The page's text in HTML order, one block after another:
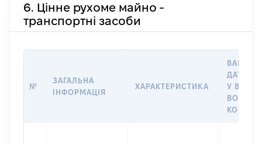
6. Цінне рухоме майно -
транспортні засоби
№
ЗАГАЛЬНА
ІНФОРМАЦІЯ
ХАРАКТЕРИСТИКА
ДАТУ
У